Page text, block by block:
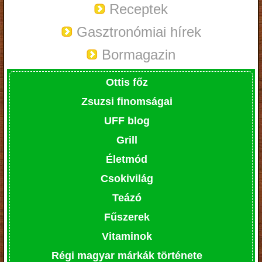
Receptek
Gasztronómiai hírek
Bormagazin
Ottis főz
Zsuzsi finomságai
UFF blog
Grill
Életmód
Csokivilág
Teázó
Fűszerek
Vitaminok
Régi magyar márkák története